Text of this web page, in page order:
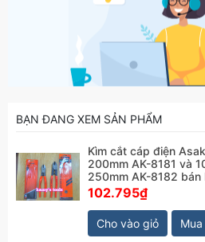
BẠN ĐANG XEM SẢN PHẨM
Kìm cắt cáp điện
200mm AK-8181 và
250mm AK-8182
102.795₫
Cho vào giỏ